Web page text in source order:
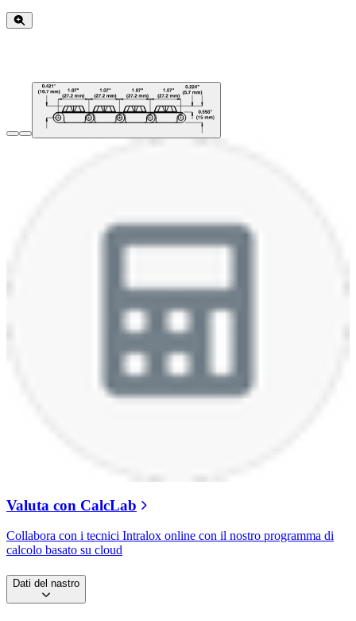
Valuta con CalcLab
Collabora con i tecnici Intralox online con il nostro programma di
calcolo basato su cloud
Dati del nastro